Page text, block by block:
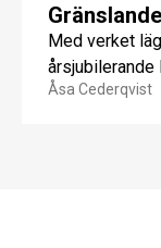
Med verket
årsjubilerande
Åsa Cederqvist